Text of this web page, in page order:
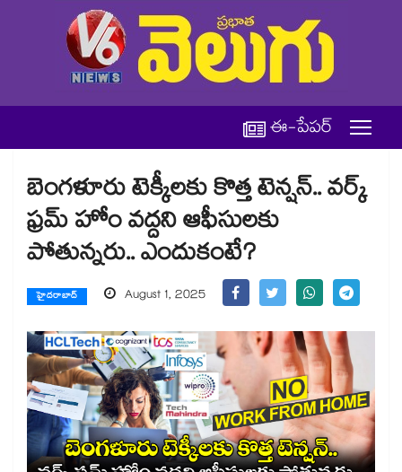
ఈ-పేపర్
బెంగళూరు టెక్కీలకు కొత్త టెన్షన్.. వర్క్
ఫ్రమ్ హోం వద్దని ఆఫీసులకు
పోతున్నరు.. ఎందుకంటే?
హైదరాబాద్ August 1, 2025